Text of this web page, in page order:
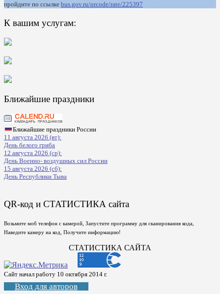
пройдите по ссылке bus.gov.ru/qrcode/rate/225397
К вашим услугам:
Ближайшие праздники
Ближайшие праздники России
11 августа 2026 (вт):
День белого гриба
12 августа 2026 (ср):
День Военно- воздушных сил России
15 августа 2026 (сб):
День Республики Тыва
QR-код и СТАТИСТИКА сайта
Возьмите моб телефон с камерой, Запустите программу для сканирования кода,
Наведите камеру на код, Получите информацию!
СТАТИСТИКА САЙТА
Сайт начал работу 10 октября 2014 г.
Вход для авторов